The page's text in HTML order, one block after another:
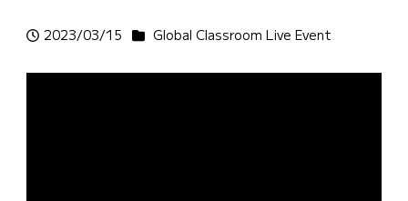
投稿日
2023/03/15 カテゴリー
Global Classroom Live Event